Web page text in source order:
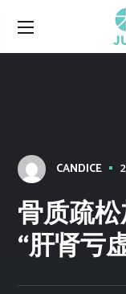
CANDICE
骨质疏
“肝肾亏